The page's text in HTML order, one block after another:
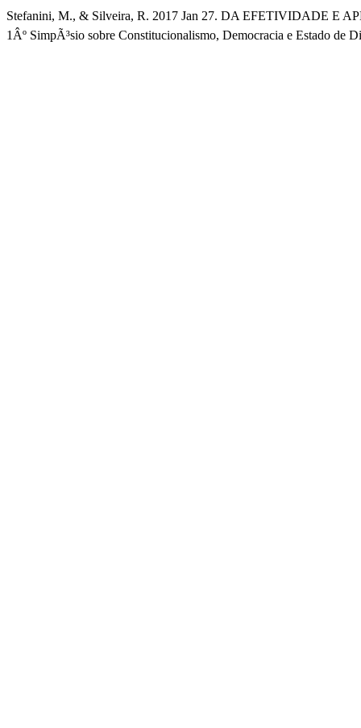
Stefanini, M., & Silveira, R. 2017 Jan 27. DA EFETIVIDADE E
1Âº SimpÃ³sio sobre Constitucionalismo, Democracia e Estado de